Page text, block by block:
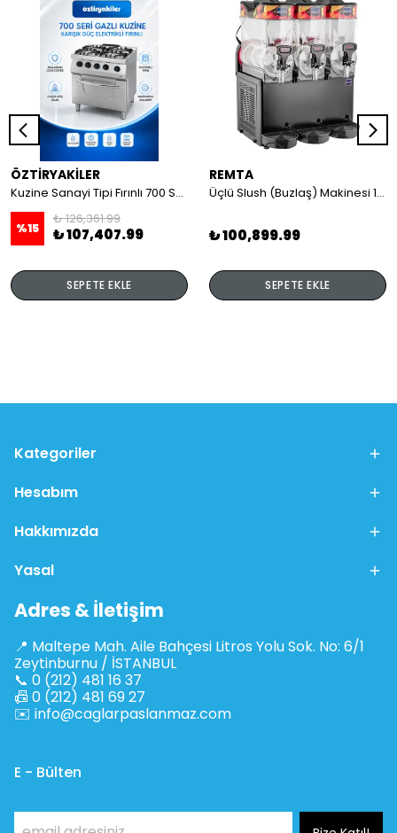
ÖZTİRYAKİLER
Kuzine Sanayi Tipi Fırınlı 700 Seri Gazlı 4 Açık Ateş 80x70x85 (Lp)-2X6Kw+2X7,5Kw+6Kw Elektrikli Fırın
%15
₺ 126,361.99
₺ 107,407.99
SEPETE EKLE
REMTA
Üçlü Slush (Buzlaş) Makinesi 12+12+12 lt
₺ 100,899.99
SEPETE EKLE
Kategoriler
Hesabım
Hakkımızda
Yasal
Adres & İletişim
📍 Maltepe Mah. Aile Bahçesi Litros Yolu Sok. No: 6/1
Zeytinburnu / İSTANBUL
📞 0 (212) 481 16 37
📠 0 (212) 481 69 27
✉️ info@caglarpaslanmaz.com
E - Bülten